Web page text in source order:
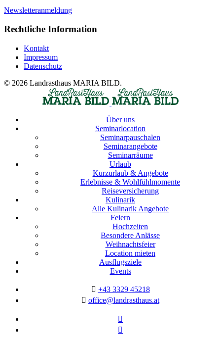
Newsletteranmeldung
Rechtliche Information
Kontakt
Impressum
Datenschutz
© 2026 Landrasthaus MARIA BILD.
Über uns
Seminarlocation
Seminarpauschalen
Seminarangebote
Seminarräume
Urlaub
Kurzurlaub & Angebote
Erlebnisse & Wohlfühlmomente
Reiseversicherung
Kulinarik
Alle Kulinarik Angebote
Feiern
Hochzeiten
Besondere Anlässe
Weihnachtsfeier
Location mieten
Ausflugsziele
Events
+43 3329 45218
office@landrasthaus.at